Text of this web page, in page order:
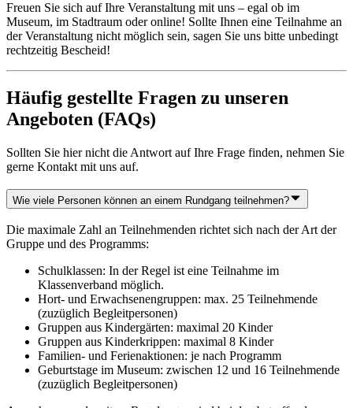
Freuen Sie sich auf Ihre Veranstaltung mit uns – egal ob im
Museum, im Stadtraum oder online! Sollte Ihnen eine Teilnahme an
der Veranstaltung nicht möglich sein, sagen Sie uns bitte unbedingt
rechtzeitig Bescheid!
Häufig gestellte Fragen zu unseren
Angeboten (FAQs)
Sollten Sie hier nicht die Antwort auf Ihre Frage finden, nehmen Sie
gerne Kontakt mit uns auf.
Wie viele Personen können an einem Rundgang teilnehmen?
Die maximale Zahl an Teilnehmenden richtet sich nach der Art der
Gruppe und des Programms:
Schulklassen: In der Regel ist eine Teilnahme im
Klassenverband möglich.
Hort- und Erwachsenengruppen: max. 25 Teilnehmende
(zuzüglich Begleitpersonen)
Gruppen aus Kindergärten: maximal 20 Kinder
Gruppen aus Kinderkrippen: maximal 8 Kinder
Familien- und Ferienaktionen: je nach Programm
Geburtstage im Museum: zwischen 12 und 16 Teilnehmende
(zuzüglich Begleitpersonen)